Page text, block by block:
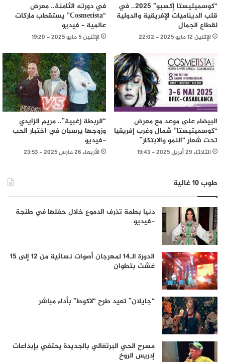
“كوسميتيستا إكسبو” 2025.. في
قلب الديناميات الإفريقية والدولية
لقطاع الجمال
الإثنين 12 مايو 2025 - 22:02
في دورته الثامنة.. معرض
“Cosmetista” يستقطب ماركات
عالمية – فيديو
الإثنين 5 مايو 2025 - 19:20
البيضاء على موعد مع معرض
“كوسميتيستا” شمال وغرب إفريقيا
تحت شعار “النمو والابتكار”
الثلاثاء 29 أبريل 2025 - 19:43
“الربطة زغبية”.. مريم الزايدي
وزوجها يرسبان في اختبار الحب
-فيديو
الأربعاء 26 مارس 2025 - 23:53
طوب 10 غالية
دنيا بطمة تذرف الدموع خلال حفلها في طنجة
-فيديو
الدورة الـ14 لمهرجان أصوات نسائية من 12 إلى 15
غشت بتطوان
“جايلان” تعيد طرح “لاكوط” بأداء مباشر
مسرح الحي البرتغالي بالجديدة يحتفي بإبداعات
إدريس الروخ